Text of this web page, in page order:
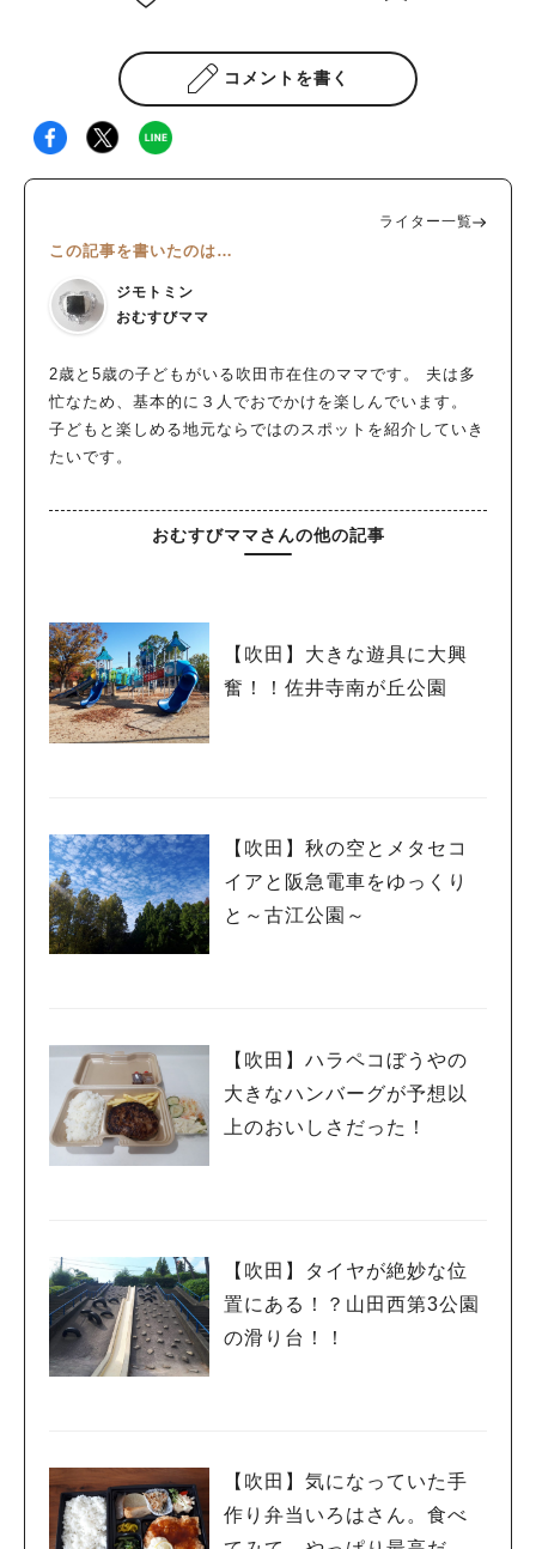
コメントを書く
ライター一覧
この記事を書いたのは…
ジモトミン
おむすびママ
2歳と5歳の子どもがいる吹田市在住のママです。 夫は多
忙なため、基本的に３人でおでかけを楽しんでいます。
子どもと楽しめる地元ならではのスポットを紹介していき
たいです。
おむすびママさんの他の記事
【吹田】大きな遊具に大興
奮！！佐井寺南が丘公園
【吹田】秋の空とメタセコ
イアと阪急電車をゆっくり
と～古江公園～
【吹田】ハラペコぼうやの
大きなハンバーグが予想以
上のおいしさだった！
【吹田】タイヤが絶妙な位
置にある！？山田西第3公園
の滑り台！！
【吹田】気になっていた手
作り弁当いろはさん。食べ